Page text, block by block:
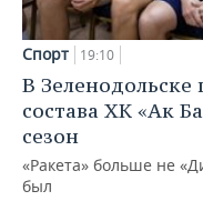
Спорт 19:10
В
состава ХК «Ак
сезон
«Ракета» больше не
был